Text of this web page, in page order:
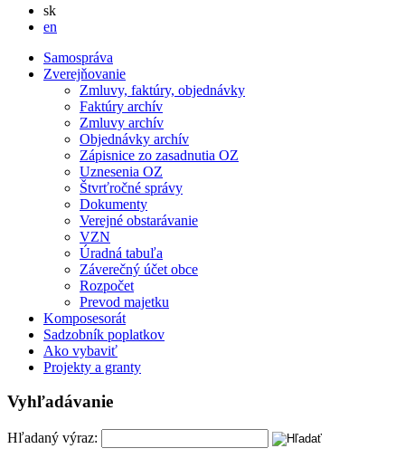
skSlovensky
en
Samospráva
Zverejňovanie
Zmluvy, faktúry, objednávky
Faktúry archív
Zmluvy archív
Objednávky archív
Zápisnice zo zasadnutia OZ
Uznesenia OZ
Štvrťročné správy
Dokumenty
Verejné obstarávanie
VZN
Úradná tabuľa
Záverečný účet obce
Rozpočet
Prevod majetku
Komposesorát
Sadzobník poplatkov
Ako vybaviť
Projekty a granty
Vyhľadávanie
Hľadaný výraz: